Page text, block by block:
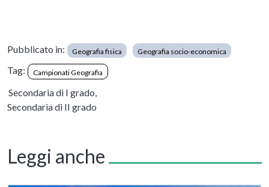
Pubblicato in: Geografia fisica Geografia socio-economica
Tag: Campionati Geografia
Secondaria di I grado,
Secondaria di II grado
Leggi anche